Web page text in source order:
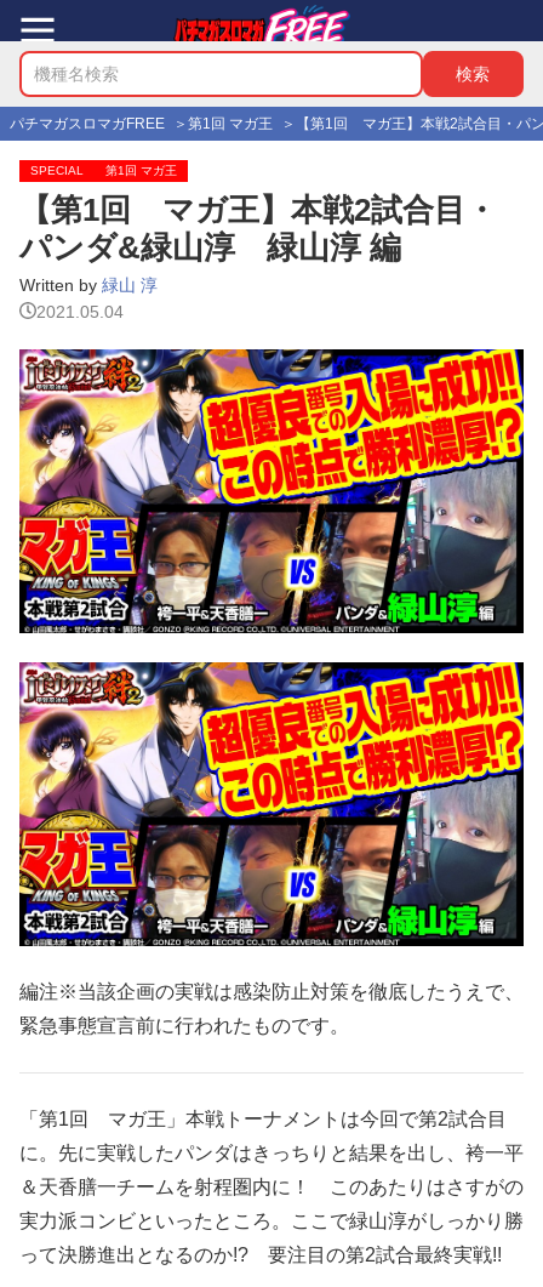
パチマガスロマガFREE 第1回 マガ王 【第1回 マガ王】本戦2試合目・パ
SPECIAL 第1回 マガ王
【第1回 マガ王】本戦2試合目・
パンダ&緑山淳 緑山淳 編
Written by 緑山 淳
2021.05.04
編注※当該企画の実戦は感染防止対策を徹底したうえで、
緊急事態宣言前に行われたものです。
「第1回 マガ王」本戦トーナメントは今回で第2試合目
に。先に実戦したパンダはきっちりと結果を出し、袴一平
＆天香膳一チームを射程圏内に！ このあたりはさすがの
実力派コンビといったところ。ここで緑山淳がしっかり勝
って決勝進出となるのか!? 要注目の第2試合最終実戦!!